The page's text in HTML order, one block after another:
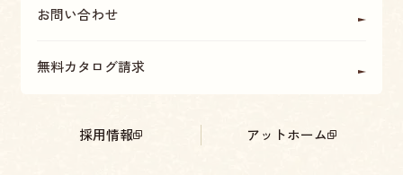
お問い合わせ
無料カタログ請求
採用情報 アットホーム